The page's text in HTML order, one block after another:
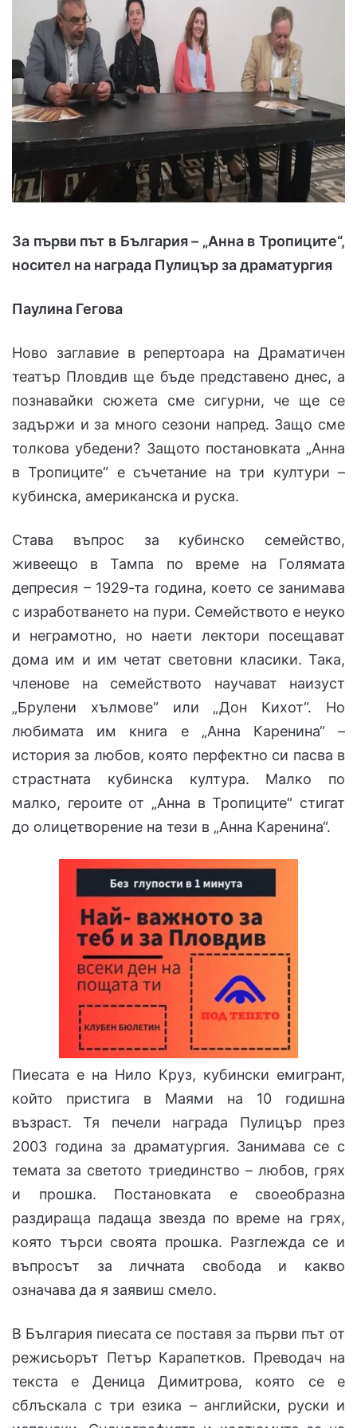
За първи път в България – „Анна в Тропиците“,
носител на награда Пулицър за драматургия
Паулина Гегова
Ново заглавие в репертоара на Драматичен
театър Пловдив ще бъде представено днес, а
познавайки сюжета сме сигурни, че ще се
задържи и за много сезони напред. Защо сме
толкова убедени? Защото постановката „Анна
в Тропиците“ е съчетание на три култури –
кубинска, американска и руска.
Става въпрос за кубинско семейство,
живеещо в Тампа по време на Голямата
депресия – 1929-та година, което се занимава
с изработването на пури. Семейството е неуко
и неграмотно, но наети лектори посещават
дома им и им четат световни класики. Така,
членове на семейството научават наизуст
„Брулени хълмове“ или „Дон Кихот“. Но
любимата им книга е „Анна Каренина“ –
история за любов, която перфектно си пасва в
страстната кубинска култура. Малко по
малко, героите от „Анна в Тропиците“ стигат
до олицетворение на тези в „Анна Каренина“.
Пиесата е на Нило Круз, кубински емигрант,
който пристига в Маями на 10 годишна
възраст. Тя печели награда Пулицър през
2003 година за драматургия. Занимава се с
темата за светото триединство – любов, грях
и прошка. Постановката е своеобразна
раздираща падаща звезда по време на грях,
която търси своята прошка. Разглежда се и
въпросът за личната свобода и какво
означава да я заявиш смело.
В България пиесата се поставя за първи път от
режисьорът Петър Карапетков. Преводач на
текста е Деница Димитрова, която се е
сблъскала с три езика – английски, руски и